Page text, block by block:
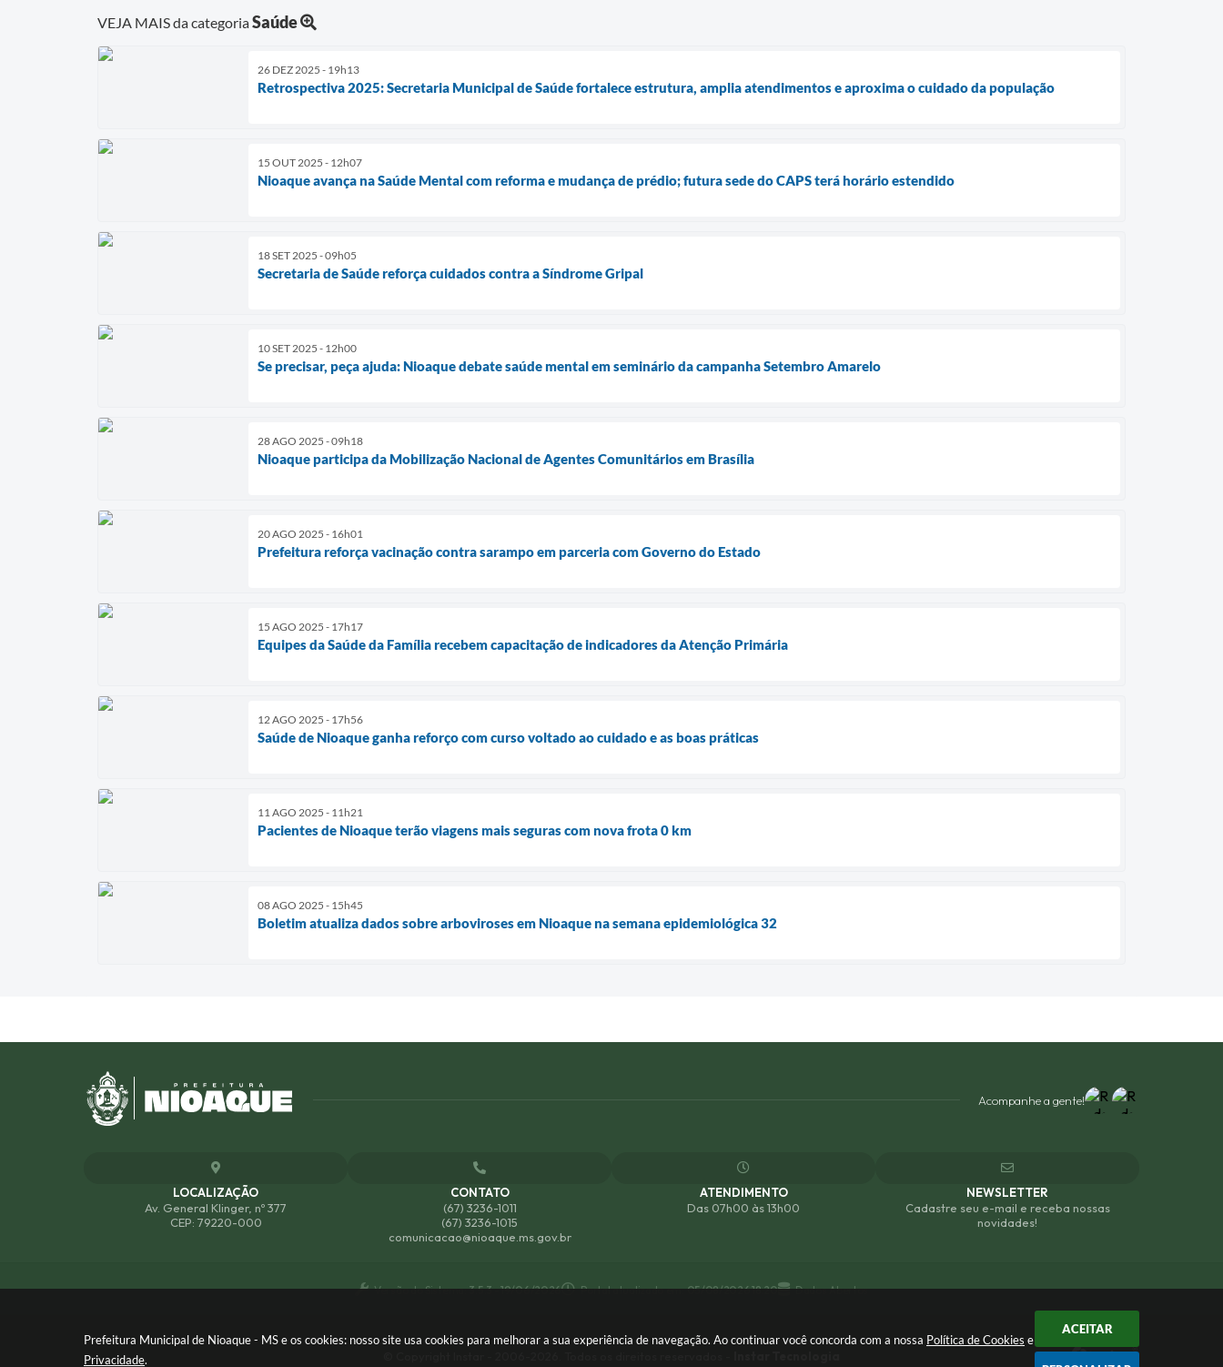
Prefeitura Municipal de Nioaque - MS e os cookies: nosso site usa cookies para melhorar a sua experiência de navegação. Ao continuar você concorda com a nossa Política de Cookies e
Privacidade.
ACEITAR
VEJA MAIS da categoriaSaúde
26 DEZ 2025 - 19h13
Retrospectiva 2025: Secretaria Municipal de Saúde fortalece estrutura, amplia atendimentos e aproxima o cuidado da população
15 OUT 2025 - 12h07
Nioaque avança na Saúde Mental com reforma e mudança de prédio; futura sede do CAPS terá horário estendido
18 SET 2025 - 09h05
Secretaria de Saúde reforça cuidados contra a Síndrome Gripal
10 SET 2025 - 12h00
Se precisar, peça ajuda: Nioaque debate saúde mental em seminário da campanha Setembro Amarelo
28 AGO 2025 - 09h18
Nioaque participa da Mobilização Nacional de Agentes Comunitários em Brasília
20 AGO 2025 - 16h01
Prefeitura reforça vacinação contra sarampo em parceria com Governo do Estado
15 AGO 2025 - 17h17
Equipes da Saúde da Família recebem capacitação de indicadores da Atenção Primária
12 AGO 2025 - 17h56
Saúde de Nioaque ganha reforço com curso voltado ao cuidado e as boas práticas
11 AGO 2025 - 11h21
Pacientes de Nioaque terão viagens mais seguras com nova frota 0 km
08 AGO 2025 - 15h45
Boletim atualiza dados sobre arboviroses em Nioaque na semana epidemiológica 32
Acompanhe a gente!
LOCALIZAÇÃO
Av. General Klinger, nº 377
CEP: 79220-000
CONTATO
(67) 3236-1011
(67) 3236-1015
comunicacao@nioaque.ms.gov.br
ATENDIMENTO
Das 07h00 às 13h00
NEWSLETTER
Cadastre seu e-mail e receba nossas
novidades!
Versão do Sistema:3.5.3 - 19/06/2026 Portal atualizado em:05/08/2026 18:20 Dados Abertos